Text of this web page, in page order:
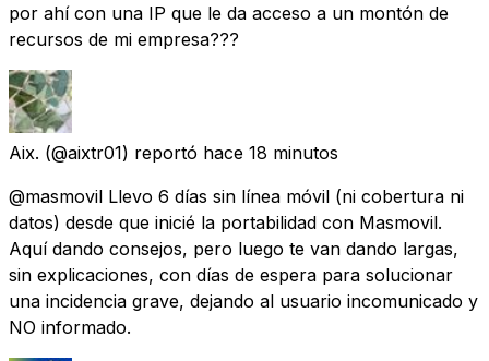
por ahí con una IP que le da acceso a un montón de
recursos de mi empresa???
Aix. (@aixtr01) reportó hace 18 minutos
@masmovil Llevo 6 días sin línea móvil (ni cobertura ni
datos) desde que inicié la portabilidad con Masmovil.
Aquí dando consejos, pero luego te van dando largas,
sin explicaciones, con días de espera para solucionar
una incidencia grave, dejando al usuario incomunicado y
NO informado.